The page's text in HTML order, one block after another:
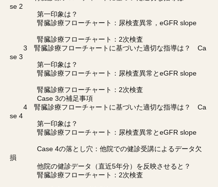
se 2
第一印象は？
腎臓診療フローチャート：尿検査異常，eGFR slope
腎臓診療フローチャート：2次検査
3 腎臓診療フローチャートに基づいた適切な指導は？ Ca
se 3
第一印象は？
腎臓診療フローチャート：尿検査異常とeGFR slope
腎臓診療フローチャート：2次検査
Case 3の補足事項
4 腎臓診療フローチャートに基づいた適切な指導は？ Ca
se 4
第一印象は？
腎臓診療フローチャート：尿検査異常とeGFR slope
Case 4の落とし穴：他院での健診受講によるデータ欠
損
他院の健診データ（直近5年分）を反映させると？
腎臓診療フローチャート：2次検査